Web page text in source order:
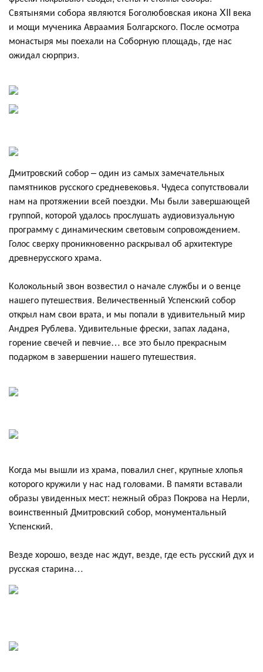
Святынями собора являются Боголюбовская икона XII века
и мощи мученика Авраамия Болгарского. После осмотра
монастыря мы поехали на Соборную площадь, где нас
ожидал сюрприз.
Дмитровский собор – один из самых замечательных
памятников русского средневековья. Чудеса сопутствовали
нам на протяжении всей поездки. Мы были завершающей
группой, которой удалось прослушать аудиовизуальную
программу с динамическим световым сопровождением.
Голос сверху проникновенно раскрывал об архитектуре
древнерусского храма.
Колокольный звон возвестил о начале службы и о венце
нашего путешествия. Величественный Успенский собор
открыл нам свои врата, и мы попали в удивительный мир
Андрея Рублева. Удивительные фрески, запах ладана,
горение свечей и певчие… все это было прекрасным
подарком в завершении нашего путешествия.
Когда мы вышли из храма, повалил снег, крупные хлопья
которого кружили у нас над головами. В памяти вставали
образы увиденных мест: нежный образ Покрова на Нерли,
воинственный Дмитровский собор, монументальный
Успенский.
Везде хорошо, везде нас ждут, везде, где есть русский дух и
русская старина…